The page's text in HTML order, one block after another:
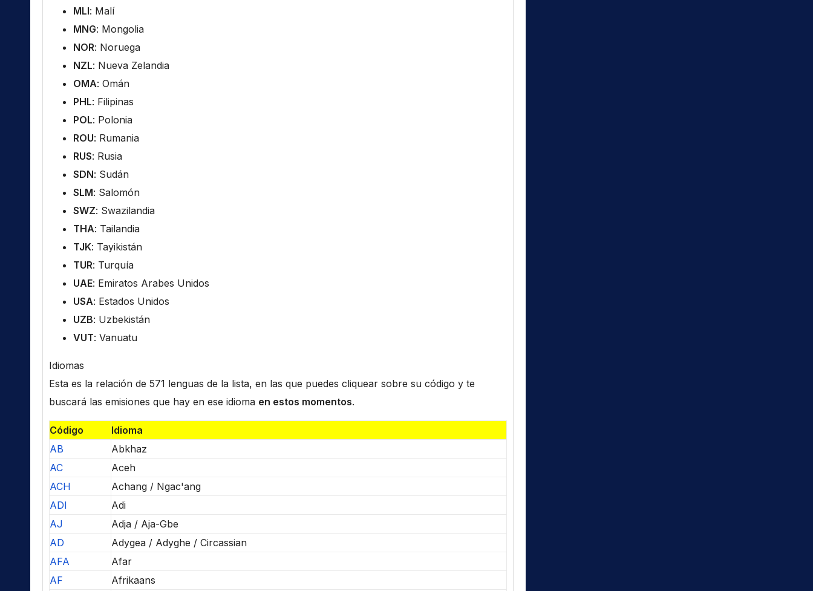
MLI: Malí
MNG: Mongolia
NOR: Noruega
NZL: Nueva Zelandia
OMA: Omán
PHL: Filipinas
POL: Polonia
ROU: Rumania
RUS: Rusia
SDN: Sudán
SLM: Salomón
SWZ: Swazilandia
THA: Tailandia
TJK: Tayikistán
TUR: Turquía
UAE: Emiratos Arabes Unidos
USA: Estados Unidos
UZB: Uzbekistán
VUT: Vanuatu
Idiomas
Esta es la relación de 571 lenguas de la lista, en las que puedes cliquear sobre su código y te
buscará las emisiones que hay en ese idioma en estos momentos.
Código
Idioma
AB
Abkhaz
AC
Aceh
ACH
Achang / Ngac'ang
ADI
Adi
AJ
Adja / Aja-Gbe
AD
Adygea / Adyghe / Circassian
AFA
Afar
AF
Afrikaans